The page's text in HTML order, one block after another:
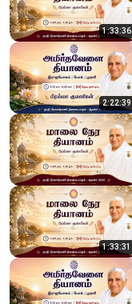
1:33:36
2:22:39
1:33:31